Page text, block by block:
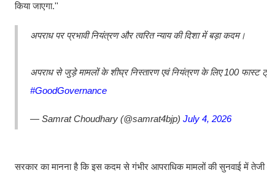
किया जाएगा.''
अपराध पर प्रभावी नियंत्रण और त्वरित न्याय की दिशा में बड़ा कदम।
अपराध से जुड़े मामलों के शीघ्र निस्तारण एवं नियंत्रण के लिए 100 फास्ट
#GoodGovernance
— Samrat Choudhary (@samrat4bjp) July 4, 2026
सरकार का मानना है कि इस कदम से गंभीर आपराधिक मामलों की सुनवाई में